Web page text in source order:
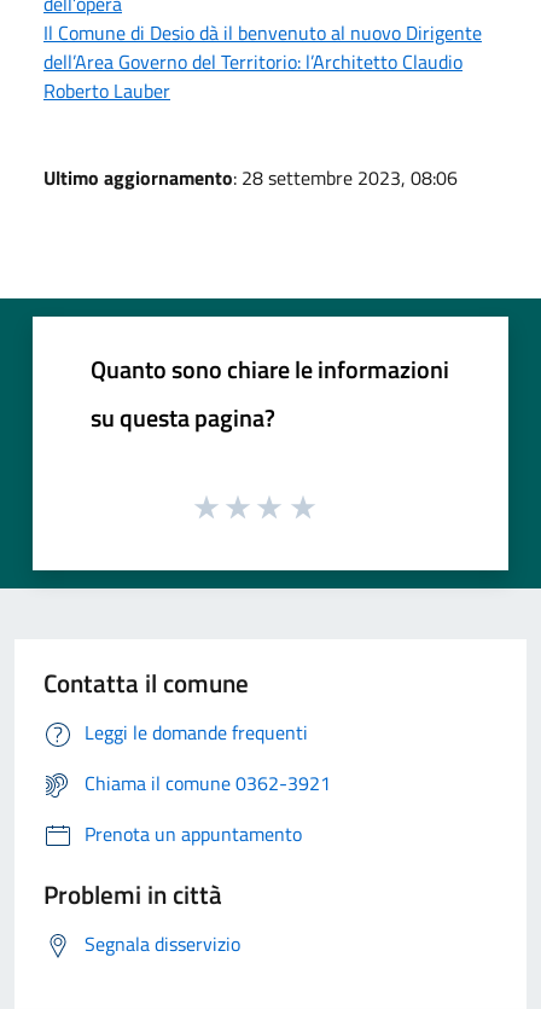
Il Comune di Desio dà il benvenuto al nuovo Dirigente
dell’Area Governo del Territorio: l’Architetto Claudio
Roberto Lauber
Ultimo aggiornamento: 28 settembre 2023, 08:06
Quanto sono chiare le informazioni
su questa pagina?
Contatta il comune
Leggi le domande frequenti
Chiama il comune 0362-3921
Prenota un appuntamento
Problemi in città
Segnala disservizio